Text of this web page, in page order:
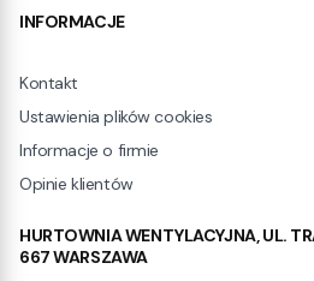
INFORMACJE
Kontakt
Ustawienia plików cookies
Informacje o firmie
Opinie klientów
HURTOWNIA WENTYLACYJNA, UL.
667 WARSZAWA